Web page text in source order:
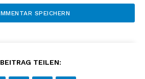
BEITRAG TEILEN: